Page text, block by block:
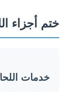
ختم أجزاء
خدمات